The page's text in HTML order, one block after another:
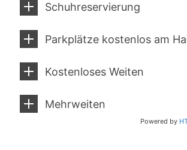
Schuhreservierung
Parkplätze kostenlos am
Kostenloses Weiten
Mehrweiten
Powered by